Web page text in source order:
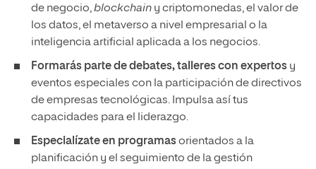
de negocio,blockchain y criptomonedas, el valor de
los datos, el metaverso a nivel empresarial o la
inteligencia artificial aplicada a los negocios.
Formarás parte de debates, talleres con expertos y
eventos especiales con la participación de directivos
de empresas tecnológicas. Impulsa así tus
capacidades para el liderazgo.
Especialízate en programasorientados a la
planificación y el seguimiento de la gestión